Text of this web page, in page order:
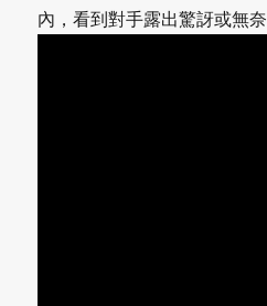
內，看到對手露出驚訝或無